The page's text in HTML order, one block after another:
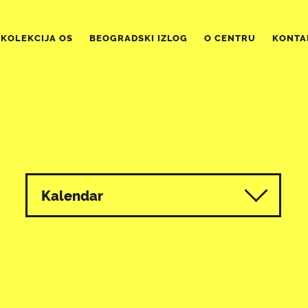
KOLEKCIJA OS BEOGRADSKI IZLOG O CENTRU
Kalendar